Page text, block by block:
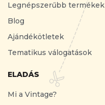
Legnépszerűbb termékek
Blog
Ajándékötletek
Tematikus válogatások
ELADÁS
Mi a Vintage?